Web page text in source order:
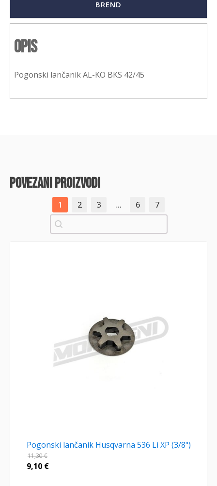
BREND
Opis
Pogonski lančanik AL-KO BKS 42/45
povezani proizvodi
1 2 3 … 6
7
Pretraži
Pogonski lančanik Husqvarna 536 Li XP (3/8")
11,30€
9,10 €